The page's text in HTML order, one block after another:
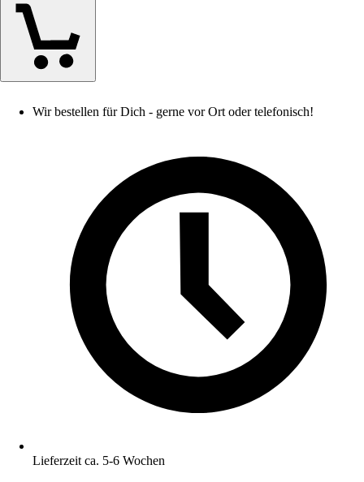
Wir bestellen für Dich - gerne vor Ort oder telefonisch!
Lieferzeit ca. 5-6 Wochen